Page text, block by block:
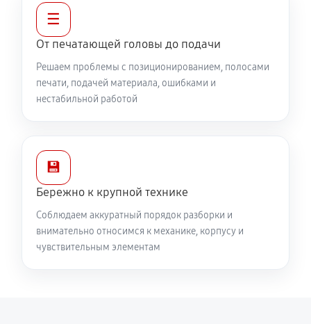
☰
От печатающей головы до подачи
Решаем проблемы с позиционированием, полосами
печати, подачей материала, ошибками и
нестабильной работой
💾
Бережно к крупной технике
Соблюдаем аккуратный порядок разборки и
внимательно относимся к механике, корпусу и
чувствительным элементам